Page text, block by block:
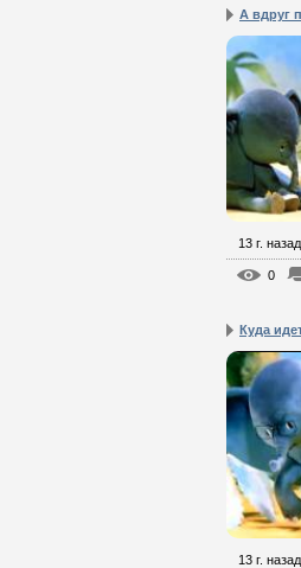
А вдруг
13 г. назад
0
Куда
13 г. назад